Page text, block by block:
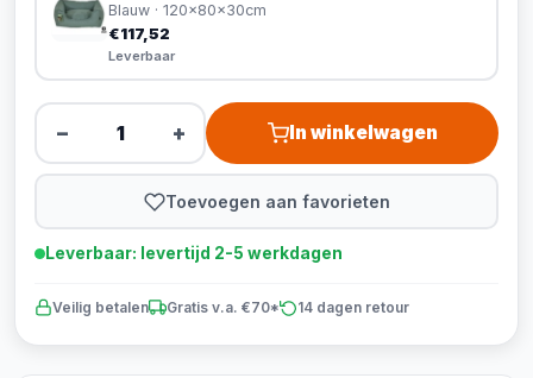
Blauw · 120x80x30cm
€117,52
Leverbaar
− + In winkelwagen
Toevoegen aan favorieten
Leverbaar: levertijd 2-5 werkdagen
Veilig betalen Gratis v.a. €70* 14 dagen retour